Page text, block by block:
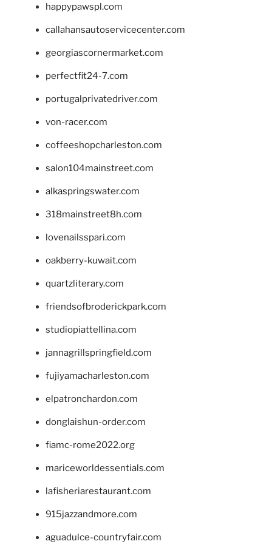
happypawspl.com
callahansautoservicecenter.com
georgiascornermarket.com
perfectfit24-7.com
portugalprivatedriver.com
von-racer.com
coffeeshopcharleston.com
salon104mainstreet.com
alkaspringswater.com
318mainstreet8h.com
lovenailsspari.com
oakberry-kuwait.com
quartzliterary.com
friendsofbroderickpark.com
studiopiattellina.com
jannagrillspringfield.com
fujiyamacharleston.com
elpatronchardon.com
donglaishun-order.com
fiamc-rome2022.org
mariceworldessentials.com
lafisheriarestaurant.com
915jazzandmore.com
aguadulce-countryfair.com